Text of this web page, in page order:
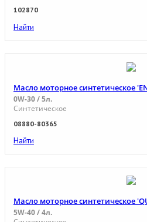
102870
Найти
Масло моторное синтетическое
0W-30 / 5л.
Синтетическое
08880-80365
Найти
Масло моторное синтетическое
5W-40 / 4л.